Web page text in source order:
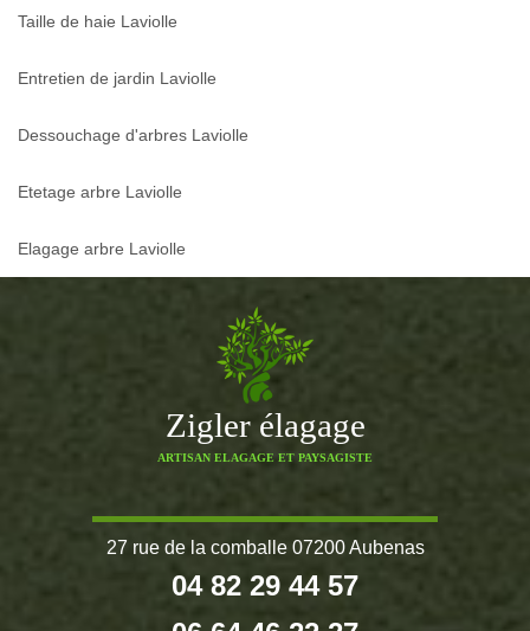
Taille de haie Laviolle
Entretien de jardin Laviolle
Dessouchage d'arbres Laviolle
Etetage arbre Laviolle
Elagage arbre Laviolle
Zigler élagage
ARTISAN ELAGAGE ET PAYSAGISTE
27 rue de la comballe 07200 Aubenas
04 82 29 44 57